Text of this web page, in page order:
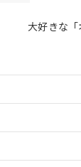
大好きな